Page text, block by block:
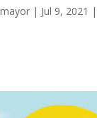
| Jul 9, 2021 |